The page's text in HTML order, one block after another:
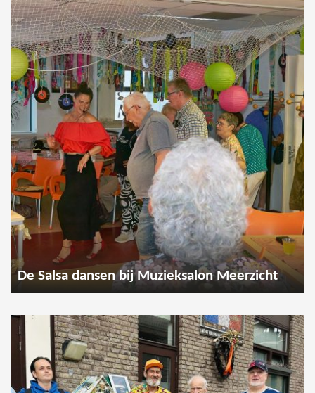
De Salsa dansen bij Muzieksalon Meerzicht